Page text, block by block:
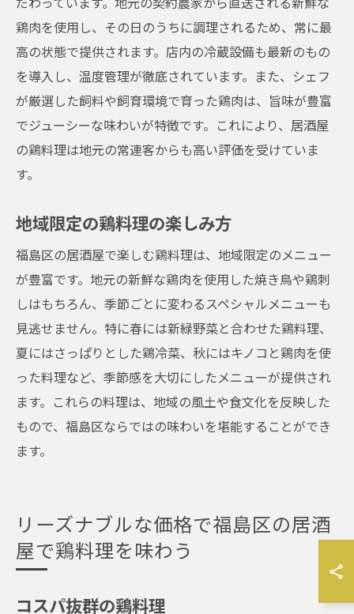
鶏肉を使用し、その日のうちに調理されるため、常に最
高の状態で提供されます。店内の冷蔵設備も最新のもの
を導入し、温度管理が徹底されています。また、シェフ
が厳選した飼料や飼育環境で育った鶏肉は、旨味が豊富
でジューシーな味わいが特徴です。これにより、居酒屋
の鶏料理は地元の常連客からも高い評価を受けていま
す。
地域限定の鶏料理の楽しみ方
福島区の居酒屋で楽しむ鶏料理は、地域限定のメニュー
が豊富です。地元の新鮮な鶏肉を使用した焼き鳥や鶏刺
しはもちろん、季節ごとに変わるスペシャルメニューも
見逃せません。特に春には新緑野菜と合わせた鶏料理、
夏にはさっぱりとした鶏冷菜、秋にはキノコと鶏肉を使
った料理など、季節感を大切にしたメニューが提供され
ます。これらの料理は、地域の風土や食文化を反映した
もので、福島区ならではの味わいを堪能することができ
ます。
リーズナブルな価格で福島区の居酒
屋で鶏料理を味わう
コスパ抜群の鶏料理